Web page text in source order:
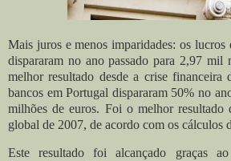
Mais juros e menos imparidades: os lucros
dispararam no ano passado para 2,97 mil
melhor resultado desde a crise financeira
bancos em Portugal dispararam 50% no
milhões de euros. Foi o melhor resultado
global de 2007, de acordo com os cálculos
Este resultado foi alcançado graças